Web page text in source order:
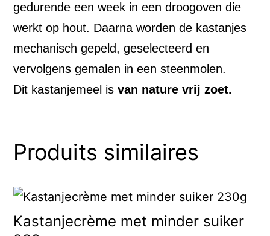
gedurende een week in een droogoven die
werkt op hout. Daarna worden de kastanjes
mechanisch gepeld, geselecteerd en
vervolgens gemalen in een steenmolen.
Dit kastanjemeel isvan nature vrij zoet.
Produits similaires
Kastanjecrème met minder suiker